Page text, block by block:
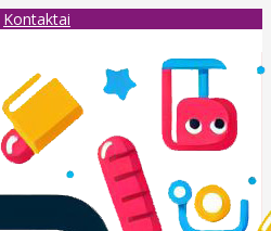
Kontaktai